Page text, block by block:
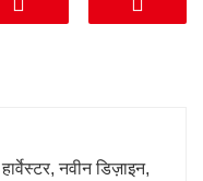
जैसी चारा फसलों
साथ घूम सकता है,
स्थिर हो।
नवीन डिज़ाइन,